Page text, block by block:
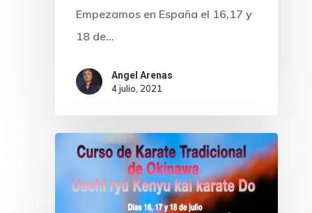
Empezamos en España el 16,17 y
18 de…
Angel Arenas
4 julio, 2021